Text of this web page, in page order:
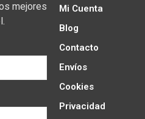
mejores
Mi Cuenta
Blog
Contacto
Envíos
Cookies
Privacidad